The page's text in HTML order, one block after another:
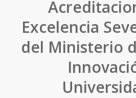
Excelencia
del Ministerio